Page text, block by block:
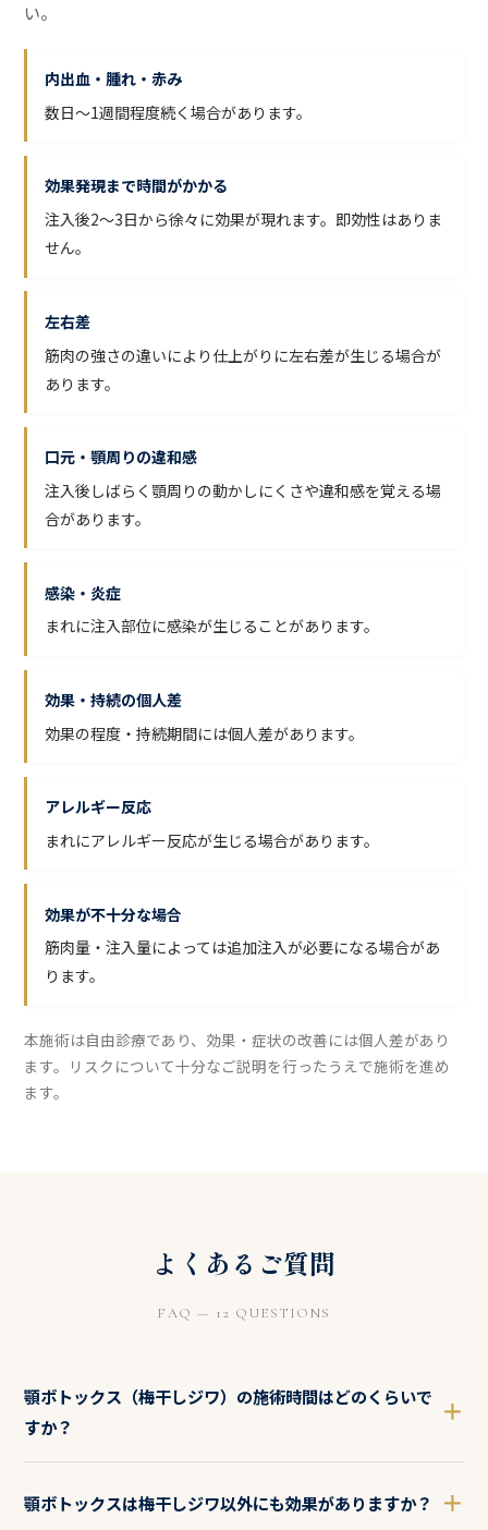
い。
内出血・腫れ・赤み
数日〜1週間程度続く場合があります。
効果発現まで時間がかかる
注入後2〜3日から徐々に効果が現れます。即効性はありま
せん。
左右差
筋肉の強さの違いにより仕上がりに左右差が生じる場合が
あります。
口元・顎周りの違和感
注入後しばらく顎周りの動かしにくさや違和感を覚える場
合があります。
感染・炎症
まれに注入部位に感染が生じることがあります。
効果・持続の個人差
効果の程度・持続期間には個人差があります。
アレルギー反応
まれにアレルギー反応が生じる場合があります。
効果が不十分な場合
筋肉量・注入量によっては追加注入が必要になる場合があ
ります。
本施術は自由診療であり、効果・症状の改善には個人差があり
ます。リスクについて十分なご説明を行ったうえで施術を進め
ます。
よくあるご質問
FAQ — 12 QUESTIONS
顎ボトックス（梅干しジワ）の施術時間はどのくらいで
すか？
＋
顎ボトックスは梅干しジワ以外にも効果がありますか？ ＋